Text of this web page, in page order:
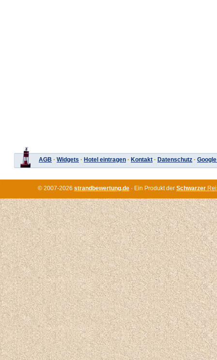
AGB · Widgets · Hotel eintragen · Kontakt · Datenschutz ·
© 2007-2026 strandbewertung.de · Ein Produkt der Schwarzer